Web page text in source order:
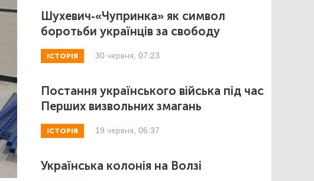
Шухевич-«Чупринка» як символ
боротьби українців за свободу
ІСТОРІЯ 30 червня, 07:23
Постання українського війська під час
Перших визвольних змагань
ІСТОРІЯ 19 червня, 06:37
Українська колонія на Волзі